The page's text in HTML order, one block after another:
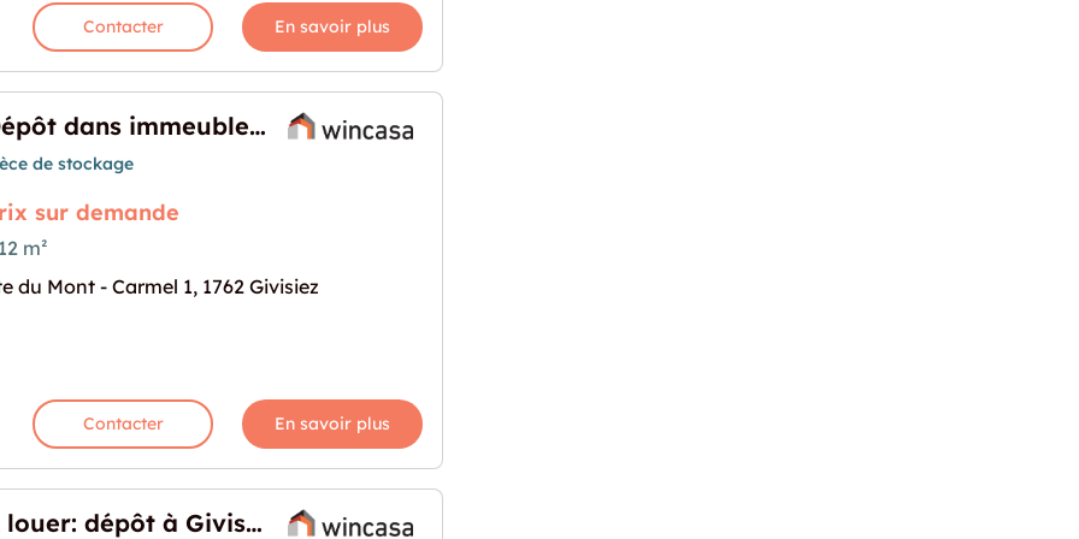
Contacter En savoir plus
administratif"
pour "Dépôt dans immeuble administratif"
Dépôt dans immeuble administratif
de stockage
sur demande
m²
du Mont - Carmel 1, 1762 Givisiez
Contacter En savoir plus
A louer: dépôt à Givisiez